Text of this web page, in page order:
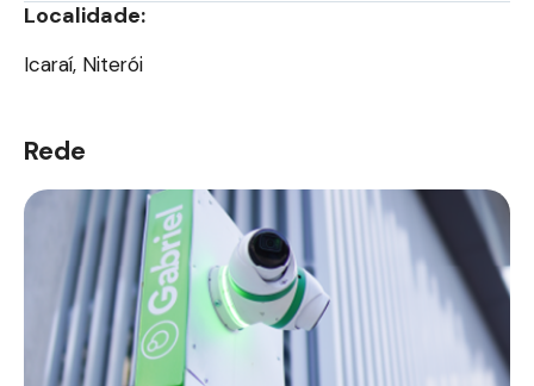
Localidade:
Icaraí, Niterói
Rede